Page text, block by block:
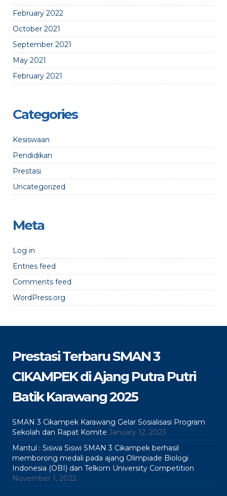
February 2022
October 2021
September 2021
May 2021
February 2021
Categories
Kesiswaan
Pendidikan
Prestasi
Uncategorized
Meta
Log in
Entries feed
Comments feed
WordPress.org
Prestasi Terbaru SMAN 3
CIKAMPEK di Ajang Putra Putri
Batik Karawang 2025
SMAN 3 Cikampek Karawang Gelar Sosialisasi Program
Sekolah dan Rapat Komite January 12, 2023
Mantul : Siswa Siswi SMAN 3 Cikampek berhasil
memborong medali pada ajang Olimpiade Biologi
Indonesia (OBI) dan Telkom University Competition
November 1, 2022